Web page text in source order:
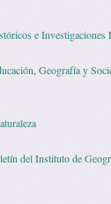
e Investigaciones
Geografía y
del Instituto de